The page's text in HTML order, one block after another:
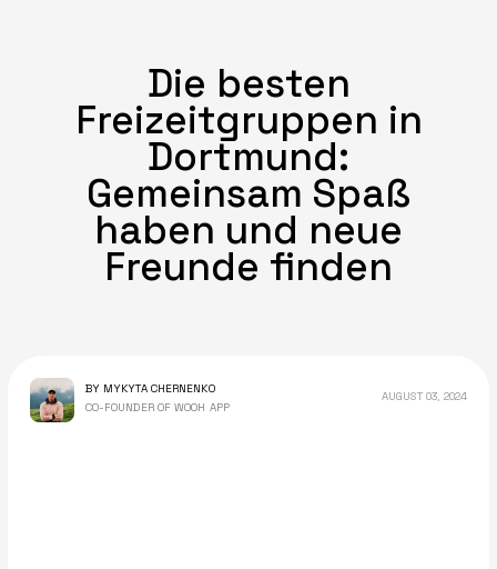
Die besten
Freizeitgruppen in
Dortmund:
Gemeinsam Spaß
haben und neue
Freunde finden
BY MYKYTA CHERNENKO
CO-FOUNDER OF WOOH APP
AUGUST 03, 2024